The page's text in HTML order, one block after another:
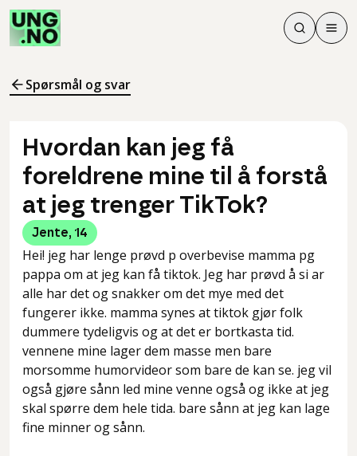
Søk
Søk
Meny
Spørsmål og svar
Hvordan kan jeg få
foreldrene mine til å forstå
at jeg trenger TikTok?
Jente, 14
Hei! jeg har lenge prøvd p overbevise mamma pg
pappa om at jeg kan få tiktok. Jeg har prøvd å si ar
alle har det og snakker om det mye med det
fungerer ikke. mamma synes at tiktok gjør folk
dummere tydeligvis og at det er bortkasta tid.
vennene mine lager dem masse men bare
morsomme humorvideor som bare de kan se. jeg vil
også gjøre sånn led mine venne også og ikke at jeg
skal spørre dem hele tida. bare sånn at jeg kan lage
fine minner og sånn.